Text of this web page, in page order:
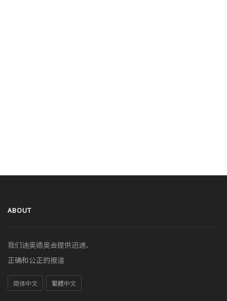
ABOUT
我们迪奥德奥会提供迅速、
正确和公正的报道
简体中文 繁體中文